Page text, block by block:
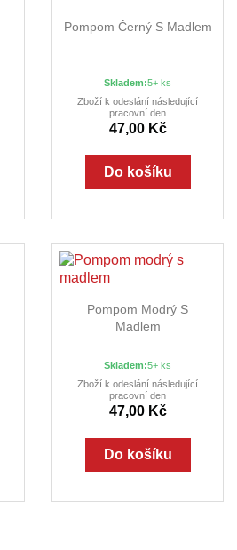
Pompom Černý S Madlem
Skladem:5+ ks
Zboží k odeslání následující
pracovní den
47,00 Kč
Do košíku
Pompom Modrý S
Madlem
Skladem:5+ ks
Zboží k odeslání následující
pracovní den
47,00 Kč
Do košíku